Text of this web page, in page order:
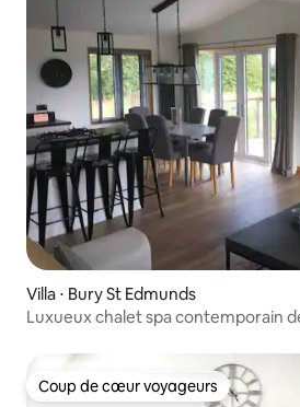
Villa ⋅ Bury St Edmunds
Luxueux chalet spa contemporain
Coup de cœur voyageurs
Coup de cœur voyageurs